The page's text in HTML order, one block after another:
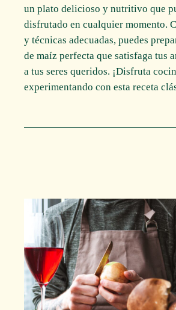
un plato delicioso y nutritivo que
disfrutado en cualquier momento.
y técnicas adecuadas, puedes
de maíz perfecta que satisfaga tus
a tus seres queridos. ¡Disfruta
experimentando con esta receta